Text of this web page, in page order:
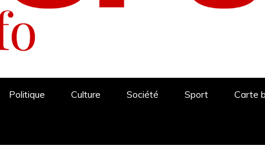
Politique Culture Société Sport Carte